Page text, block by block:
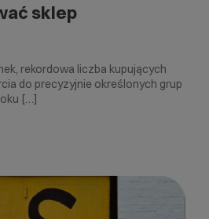
sklep
rekordowa liczba kupujących
do precyzyjnie określonych grup
[…]